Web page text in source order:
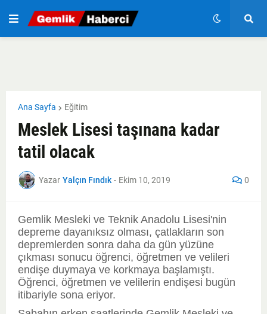
Ana Sayfa Eğitim
Meslek Lisesi taşınana kadar
tatil olacak
Yazar Yalçın Fındık - Ekim 10, 2019 0
Gemlik Mesleki ve Teknik Anadolu Lisesi'nin
depreme dayanıksız olması, çatlakların son
depremlerden sonra daha da gün yüzüne
çıkması sonucu öğrenci, öğretmen ve velileri
endişe duymaya ve korkmaya başlamıştı.
Öğrenci, öğretmen ve velilerin endişesi bugün
itibariyle sona eriyor.